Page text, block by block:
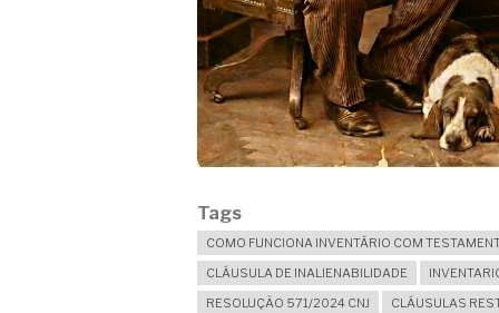
Tags
COMO FUNCIONA INVENTÁRIO COM
CLÁUSULA DE INALIENABILIDADE
RESOLUÇÃO 571/2024 CNJ
CLÁUSULAS